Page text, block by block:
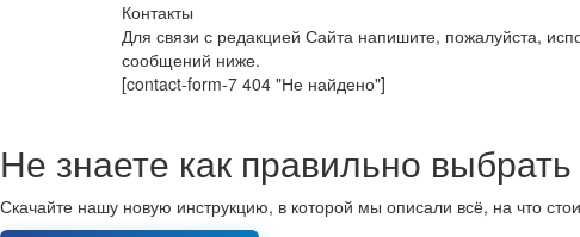
Контакты
Для связи с редакцией Сайта напишите, пожалуйста,
сообщений ниже.
[contact-form-7 404 "Не найдено"]
Не знаете как правильно
Скачайте нашу новую инструкцию, в которой мы описали всё, на что